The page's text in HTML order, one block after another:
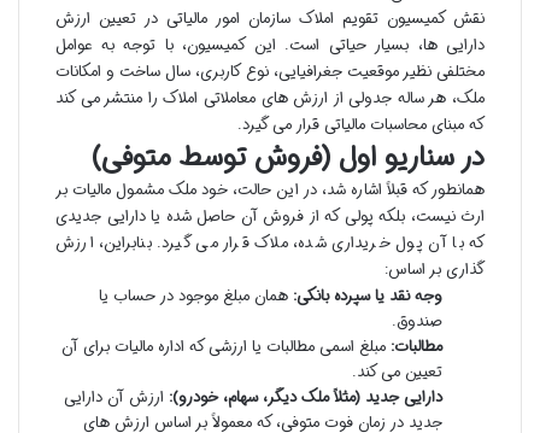
نقش کمیسیون تقویم املاک سازمان امور مالیاتی در تعیین ارزش
دارایی ها، بسیار حیاتی است. این کمیسیون، با توجه به عوامل
مختلفی نظیر موقعیت جغرافیایی، نوع کاربری، سال ساخت و امکانات
ملک، هر ساله جدولی از ارزش های معاملاتی املاک را منتشر می کند
که مبنای محاسبات مالیاتی قرار می گیرد.
در سناریو اول (فروش توسط متوفی)
همانطور که قبلاً اشاره شد، در این حالت، خود ملک مشمول مالیات بر
ارث نیست، بلکه پولی که از فروش آن حاصل شده یا دارایی جدیدی
که با آن پول خریداری شده، ملاک قرار می گیرد. بنابراین، ارزش
گذاری بر اساس:
وجه نقد یا سپرده بانکی: همان مبلغ موجود در حساب یا
صندوق.
مطالبات: مبلغ اسمی مطالبات یا ارزشی که اداره مالیات برای آن
تعیین می کند.
دارایی جدید (مثلاً ملک دیگر، سهام، خودرو): ارزش آن دارایی
جدید در زمان فوت متوفی، که معمولاً بر اساس ارزش های